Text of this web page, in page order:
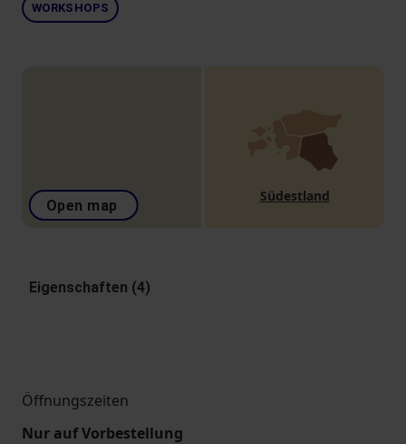
WORKSHOPS
Open map
Südestland
Eigenschaften (4)
Öffnungszeiten
Nur auf Vorbestellung